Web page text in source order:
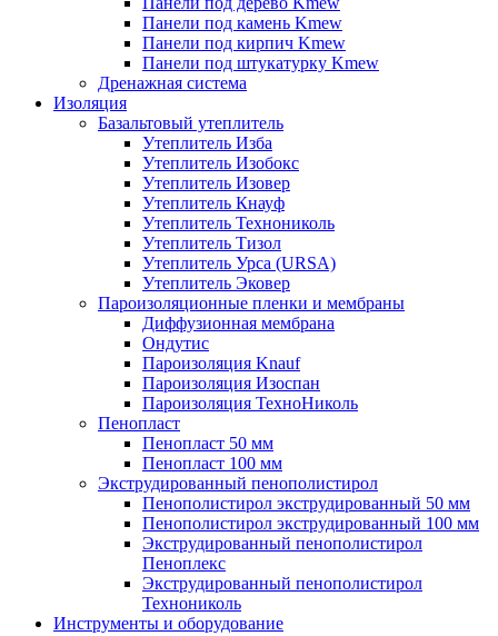
Панели под камень Kmew
Панели под кирпич Kmew
Панели под штукатурку Kmew
Дренажная система
Изоляция
Базальтовый утеплитель
Утеплитель Изба
Утеплитель Изобокс
Утеплитель Изовер
Утеплитель Кнауф
Утеплитель Технониколь
Утеплитель Тизол
Утеплитель Урса (URSA)
Утеплитель Эковер
Пароизоляционные пленки и мембраны
Диффузионная мембрана
Ондутис
Пароизоляция Knauf
Пароизоляция Изоспан
Пароизоляция ТехноНиколь
Пенопласт
Пенопласт 50 мм
Пенопласт 100 мм
Экструдированный пенополистирол
Пенополистирол экструдированный 50 мм
Пенополистирол экструдированный 100 мм
Экструдированный пенополистирол
Пеноплекс
Экструдированный пенополистирол
Технониколь
Инструменты и оборудование